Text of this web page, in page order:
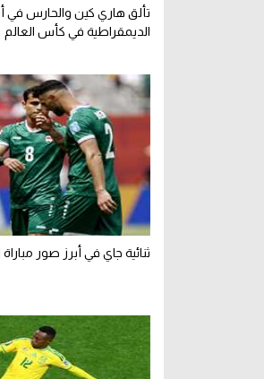
تألق هاري كين والحارس في
الديمقراطية في كأس العالم
ثنائية جاي في أبرز صور